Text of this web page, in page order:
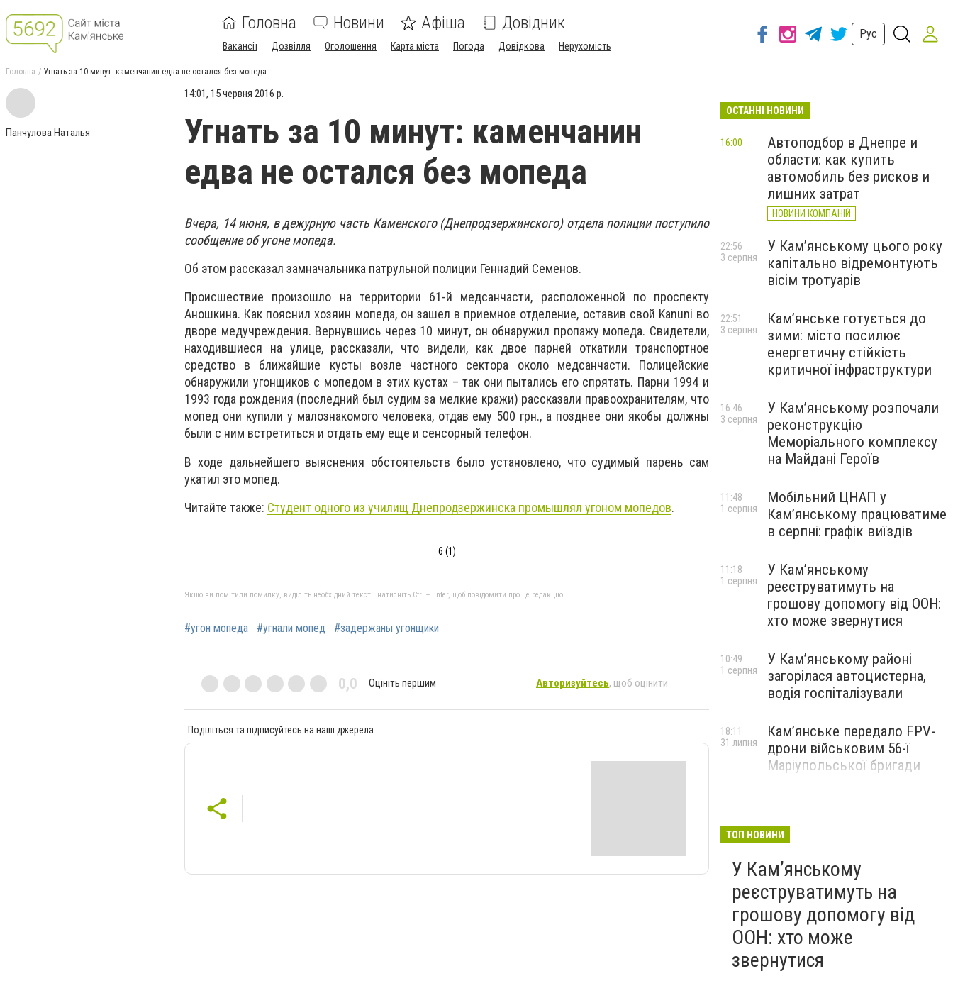
Головна Новини Афіша Довідник
Вакансії Дозвілля Оголошення Карта міста Погода Довідкова Нерухомість
Рус
Головна Угнать за 10 минут: каменчанин едва не остался без мопеда
Панчулова Наталья
14:01, 15 червня 2016 р.
Угнать за 10 минут: каменчанин
едва не остался без мопеда
Вчера, 14 июня, в дежурную часть Каменского (Днепродзержинского) отдела полиции поступило
сообщение об угоне мопеда.
Об этом рассказал замначальника патрульной полиции Геннадий Семенов.
Происшествие произошло на территории 61-й медсанчасти, расположенной по проспекту
Аношкина. Как пояснил хозяин мопеда, он зашел в приемное отделение, оставив свой Kanuni во
дворе медучреждения. Вернувшись через 10 минут, он обнаружил пропажу мопеда. Свидетели,
находившиеся на улице, рассказали, что видели, как двое парней откатили транспортное
средство в ближайшие кусты возле частного сектора около медсанчасти. Полицейские
обнаружили угонщиков с мопедом в этих кустах – так они пытались его спрятать. Парни 1994 и
1993 года рождения (последний был судим за мелкие кражи) рассказали правоохранителям, что
мопед они купили у малознакомого человека, отдав ему 500 грн., а позднее они якобы должны
были с ним встретиться и отдать ему еще и сенсорный телефон.
В ходе дальнейшего выяснения обстоятельств было установлено, что судимый парень сам
укатил это мопед.
Читайте также: Студент одного из училищ Днепродзержинска промышлял угоном мопедов.
6 (1)
Якщо ви помітили помилку, виділіть необхідний текст і натисніть Ctrl + Enter, щоб повідомити про це редакцію
#угон мопеда #угнали мопед #задержаны угонщики
0,0 Оцініть першим Авторизуйтесь, щоб оцінити
Поділіться та підписуйтесь на наші джерела
ОСТАННІ НОВИНИ
Автоподбор в Днепре и
области: как купить
автомобиль без рисков и
лишних затрат
НОВИНИ КОМПАНІЙ
16:00
У Кам’янському цього року
капітально відремонтують
вісім тротуарів
22:56
3 серпня
Кам’янське готується до
зими: місто посилює
енергетичну стійкість
критичної інфраструктури
22:51
3 серпня
У Кам’янському розпочали
реконструкцію
Меморіального комплексу
на Майдані Героїв
16:46
3 серпня
Мобільний ЦНАП у
Кам’янському працюватиме
в серпні: графік виїздів
11:48
1 серпня
У Кам’янському
реєструватимуть на
грошову допомогу від ООН:
хто може звернутися
11:18
1 серпня
У Кам’янському районі
загорілася автоцистерна,
водія госпіталізували
10:49
1 серпня
Кам’янське передало FPV-
дрони військовим 56-ї
Маріупольської бригади
18:11
31 липня
ТОП НОВИНИ
У Кам’янському
реєструватимуть на
грошову допомогу від
ООН: хто може
звернутися